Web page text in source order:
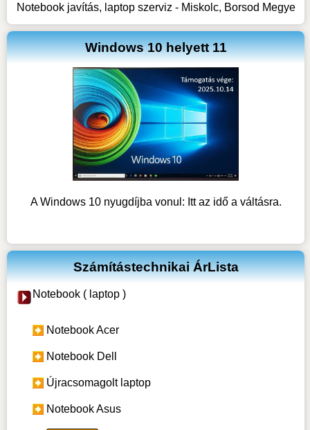
Notebook javítás, laptop szerviz - Miskolc, Borsod Megye
Windows 10 helyett 11
A Windows 10 nyugdíjba vonul: Itt az idő a váltásra.
Számítástechnikai ÁrLista
Notebook ( laptop )
Notebook Acer
Notebook Dell
Újracsomagolt laptop
Notebook Asus